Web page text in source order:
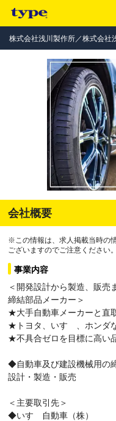
株式会社浅川製作所／株式会社
会社概要
※この情報は、求人掲載当時の
ございますのでご注意ください。
事業内容
＜開発設計から製造、販売
締結部品メーカー＞
★大手自動車メーカーと直
★トヨタ、いすゞ、ホンダ
★不具合ゼロを目標に高い
◆自動車及び建設機械用の
設計・製造・販売
＜主要取引先＞
◆いすゞ自動車（株）